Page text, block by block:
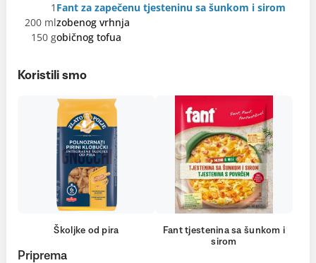
1 Fant za zapečenu tjesteninu sa šunkom i sirom
200 mlzobenog vrhnja
150 gobičnog tofua
Koristili smo
Školjke od pira
Fant tjestenina sa šunkom i
sirom
Priprema